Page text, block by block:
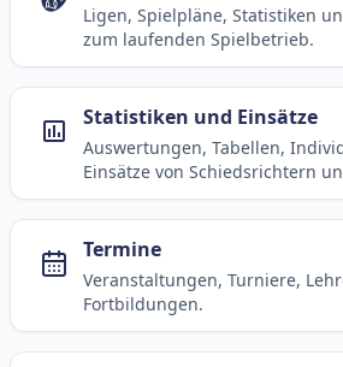
Ligen, Spielpläne, Statistiken
zum laufenden Spielbetrieb.
Statistiken und Einsätze
Auswertungen, Tabellen,
Einsätze von Schiedsrichtern
Termine
Veranstaltungen, Turniere,
Fortbildungen.